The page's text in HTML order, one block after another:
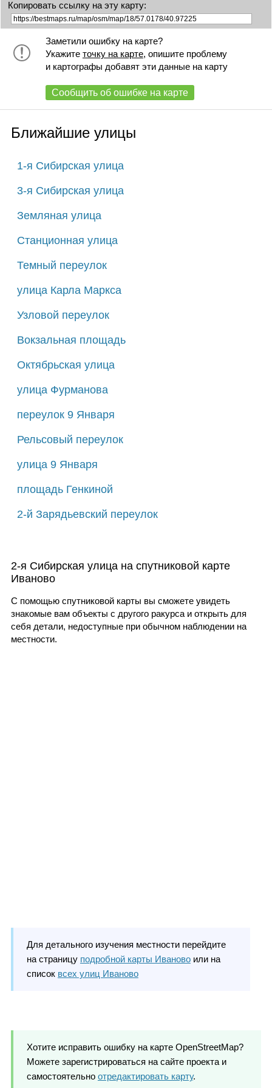
Копировать ссылку на эту карту:
Заметили ошибку на карте?
Укажите точку на карте, опишите проблему
и картографы добавят эти данные на карту
Сообщить об ошибке на карте
Ближайшие улицы
1-я Сибирская улица
3-я Сибирская улица
Земляная улица
Станционная улица
Темный переулок
улица Карла Маркса
Узловой переулок
Вокзальная площадь
Октябрьская улица
улица Фурманова
переулок 9 Января
Рельсовый переулок
улица 9 Января
площадь Генкиной
2-й Зарядьевский переулок
2-я Сибирская улица на спутниковой карте
Иваново
С помощью спутниковой карты вы сможете увидеть
знакомые вам объекты с другого ракурса и открыть для
себя детали, недоступные при обычном наблюдении на
местности.
Для детального изучения местности перейдите
на страницу подробной карты Ивановоили на
список всех улиц Иваново
Хотите исправить ошибку на карте OpenStreetMap?
Можете зарегистрироваться на сайте проекта и
самостоятельно отредактировать карту.